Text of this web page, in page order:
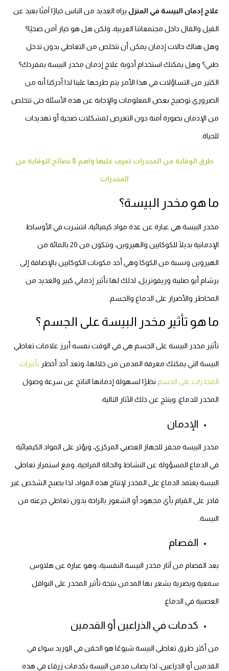
علاج إدمان البيسة في المنزل يراه العديد من الناس خيارًا آمنًا بعيد عن
القيل والقال داخل مجتمعاتنا العربية، ولكن هل هو خيار آمن صحيًا؟
وهل هناك حالات إدمان يمكن أن تتخلص من التعاطي بدون تدخل
طبي؟ وهل يمكنك استخدام أدوية علاج إدمان مخدر البيسة بمفردك؟
الكثير من التساؤلات في هذا الأمر يتم طرحها علينا لذا أدركنا أنه من
الضروري توضيح بعض المعلومات والإجابة عن هذه الأسئلة حتى تتخلص
من الإدمان بصورة آمنة دون التعرض لمشكلات صحية أو تهديدات
للحياة.
طرق الوقاية من المخدرات تعرف عليها واهم 8 نصائح للوقاية من
المخدرات
ما هو مخدر البيسة؟
مخدر البيسة هي عبارة عن عدة مواد كيميائية، انتشرت في الأوساط
الإدمانية بديلًا للكوكايين والهيروين، وتتكون من 20 بالمائة من
الهيروين ونسبة من الكوكا وهي أحد مكونات الكوكايين بالإضافة إلى
برشام أبو صليبة وريفوتريل، لذلك لها تأثير إدماني كبير والعديد من
المخاطر والأضرار على الدماغ والجسم.
ما هو تأثير مخدر البيسة على الجسم ؟
تأثير مخدر البيسة على الجسم هي في الوقت نفسه أبرز علامات تعاطي
البيسة التي يمكنك معرفة المدمن من خلالها، وتعد أحد أخطر تأثيرات
المخدرات على الجسم نظرًا لسهولة إدمانها الناتج عن سرعة وصول
المخدر للدماغ، وينتج عن ذلك الآثار التالية:
الإدمان
مخدر البيسة محفز للجهاز العصبي المركزي، ويؤثر على المواد الكيميائية
في الدماغ المسؤولة عن النشاط والحالة المزاجية، ومع استمرار تعاطي
البيسة يعتمد الدماغ على المخدر لإنتاج هذه المواد، لذا يصبح الشخص غير
قادر على القيام بأي مجهود أو الشعور بالراحة بدون تعاطي جرعته من
البيسة.
الفصام
يعد الفصام من آثار مخدر البيسة النفسية، وهو عبارة عن هلاوس
سمعية وبصرية يشعر بها المدمن نتيجة تأثير المخدر على النواقل
العصبية في الدماغ.
كدمات في الذراعين أو القدمين
من أكثر طرق تعاطي البيسة شيوعًا هو الحقن في الوريد سواء في
القدمين أو الذراعين، لذا يصاب مدمن البيسة بكدمات زرقاء في هذه